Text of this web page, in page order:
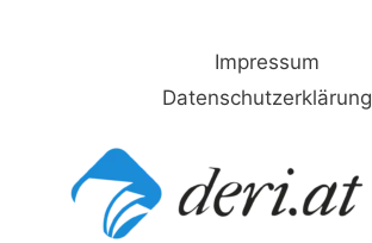
Impressum
Datenschutzerklärung